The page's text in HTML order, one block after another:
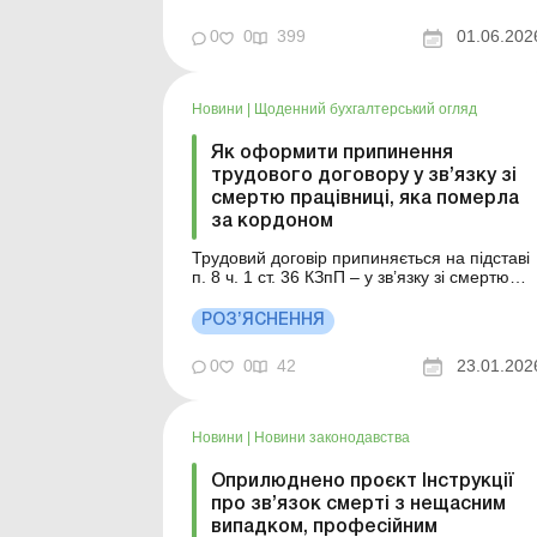
фермерського господарства помер: чи
повідомляти про зміну кінцевих
0 0 399
Новини | Щоденний бухгалтерський огляд
Як оформити припинення
трудового договору у зв’язку зі
смертю працівниці, яка померла
за кордоном
Трудовий договір припиняється на підставі
п. 8 ч. 1 ст. 36 КЗпП – у зв’язку зі смертю
якого часу слід зберігати копії військово-
облікових документів працівників, з якими
припинено трудові відносини? Строковий
трудовий дог...
РОЗ’ЯСНЕННЯ
0 0 42
Новини Новини законодавства
Оприлюднено проєкт Інструкції
про зв’язок смерті з нещасним
випадком, професійним